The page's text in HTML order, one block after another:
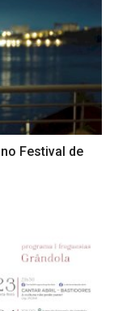
Festival de